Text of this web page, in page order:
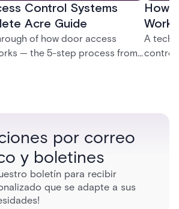
Control Systems
Acre Guide
of how door access
— the 5-step process from
and the access control
How
A
control
por correo
y boletines
boletín para recibir
que se adapte a sus